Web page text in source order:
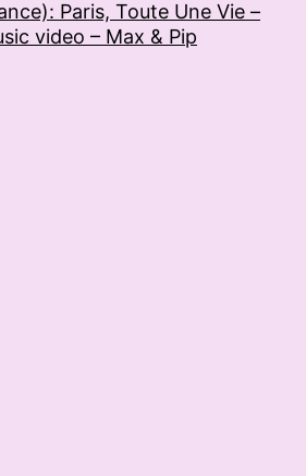
Paris, Toute Une Vie –
video – Max & Pip